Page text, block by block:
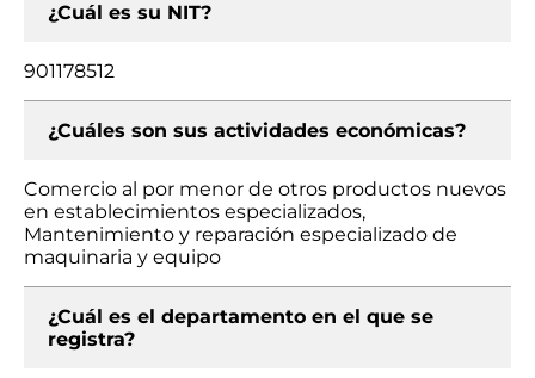
¿Cuál es su NIT?
901178512
¿Cuáles son sus actividades económicas?
Comercio al por menor de otros productos nuevos
en establecimientos especializados,
Mantenimiento y reparación especializado de
maquinaria y equipo
¿Cuál es el departamento en el que se
registra?